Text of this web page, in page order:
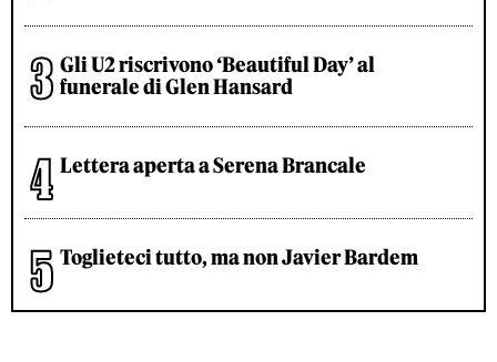
Gli U2 riscrivono ‘Beautiful Day’ al
funerale di Glen Hansard
Lettera aperta a Serena Brancale
Toglieteci tutto, ma non Javier Bardem